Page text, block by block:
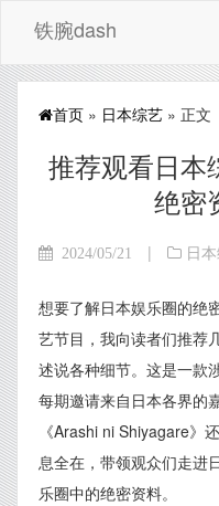
铁腕dash
首页 » 日本综艺 » 正文
推荐观看日本
绝密
2024/05/21 | 日
想要了解日本娱乐圈的绝
艺节目，我向读者们推荐
述说各种细节。这是一款
每期邀请来自日本各界的
《Arashi ni Shiyagare》
息全在，带领观众们走进
乐圈中的绝密资料。